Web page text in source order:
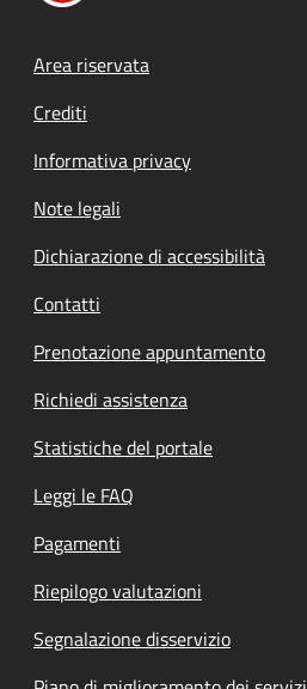
Footer menu
Area riservata
Crediti
Informativa privacy
Note legali
Dichiarazione di accessibilità
Contatti
Prenotazione appuntamento
Richiedi assistenza
Statistiche del portale
Leggi le FAQ
Pagamenti
Riepilogo valutazioni
Segnalazione disservizio